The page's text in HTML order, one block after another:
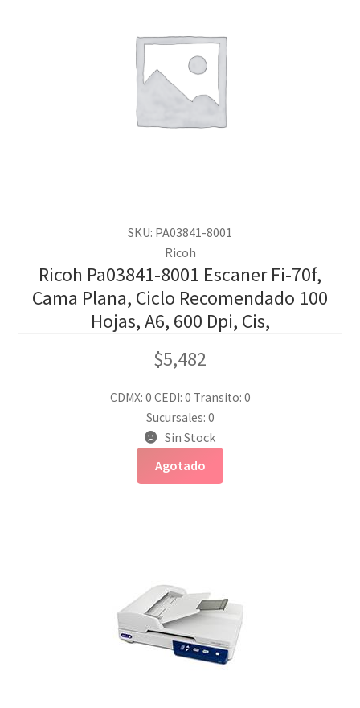
SKU: PA03841-8001
Ricoh
Ricoh Pa03841-8001 Escaner Fi-70f,
Cama Plana, Ciclo Recomendado 100
Hojas, A6, 600 Dpi, Cis,
$5,482
CDMX: 0 CEDI: 0 Transito: 0
Sucursales: 0
Sin Stock
Agotado